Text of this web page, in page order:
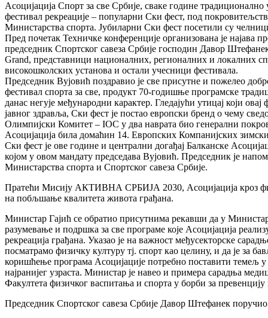
Асоцијација Спорт за све Србије, сваке године
фестивал рекреације – популарни Ски фест, под
Министарства спорта. Јубиларни Ски фест посетили су
Пред почетак Техничке конференције организована је најава
председник Спортског савеза Србије господин Давор
Grand, представници националних, регионалних и локалних
високошколских установа и остали учесници фестивала.
Председник Вујовић поздравио је све присутне и пожелео
фестивал спорта за све, продукт 70-годишње програмске
данас негује међународни карактер. Гледајући утицај који
јавног здравља, Ски фест је постао европски бренд о чему
Олимпијски Комитет – IOC у два наврата био генерални
Асоцијација била домаћин 14. Европских Компанијских
Ски фест је ове године и централни догађај Балканске
којом у овом мандату председава Вујовић. Председник је
Министарства спорта и Спортског савеза Србије.
Пратећи Мисију АКТИВНА СРБИЈА 2030, Асоцијација кроз
на побљшање квалитета живота грађана.
Министар Гајић се обратио присутнима рекавши да у
разумевање и подршка за све програме које Асоцијација
рекреација грађана. Указао је на важност међусекторске
посматрамо физичку културу тј. спорт као целину, и да је за
коришћење програма Асоцијације потребно поставити темељ
најранијег узраста. Министар је навео и примера сарадња
Факултета физичког васпитања и спорта у борби за
Председник Спортског савеза Србије Давор Штефанек